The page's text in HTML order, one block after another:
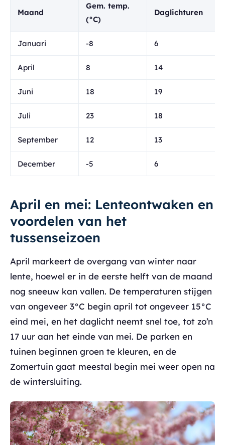
Maand
Gem. temp.
(°C)
Daglichturen
Januari -8 6
April 8 14
Juni 18 19
Juli 23 18
September 12 13
December -5 6
April en mei: Lenteontwaken en
voordelen van het
tussenseizoen
April markeert de overgang van winter naar
lente, hoewel er in de eerste helft van de maand
nog sneeuw kan vallen. De temperaturen stijgen
van ongeveer 3°C begin april tot ongeveer 15°C
eind mei, en het daglicht neemt snel toe, tot zo’n
17 uur aan het einde van mei. De parken en
tuinen beginnen groen te kleuren, en de
Zomertuin gaat meestal begin mei weer open na
de wintersluiting.